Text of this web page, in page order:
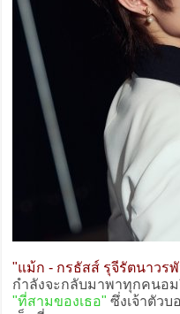
"แม้ก - กรธัสส์ รุจีรัตนาว
กำลังจะกลับมาพาทุกคนอม
"ที่สามของเธอ" ซึ่งเจ้าตัวบ